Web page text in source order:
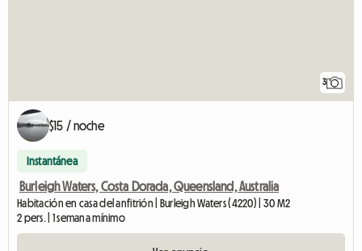
3
$15 / noche
Instantánea
Burleigh Waters, Costa Dorada, Queensland, Australia
Habitación en casa del anfitrión | Burleigh Waters (4220) | 30 M2
2 pers. | 1 semana mínimo